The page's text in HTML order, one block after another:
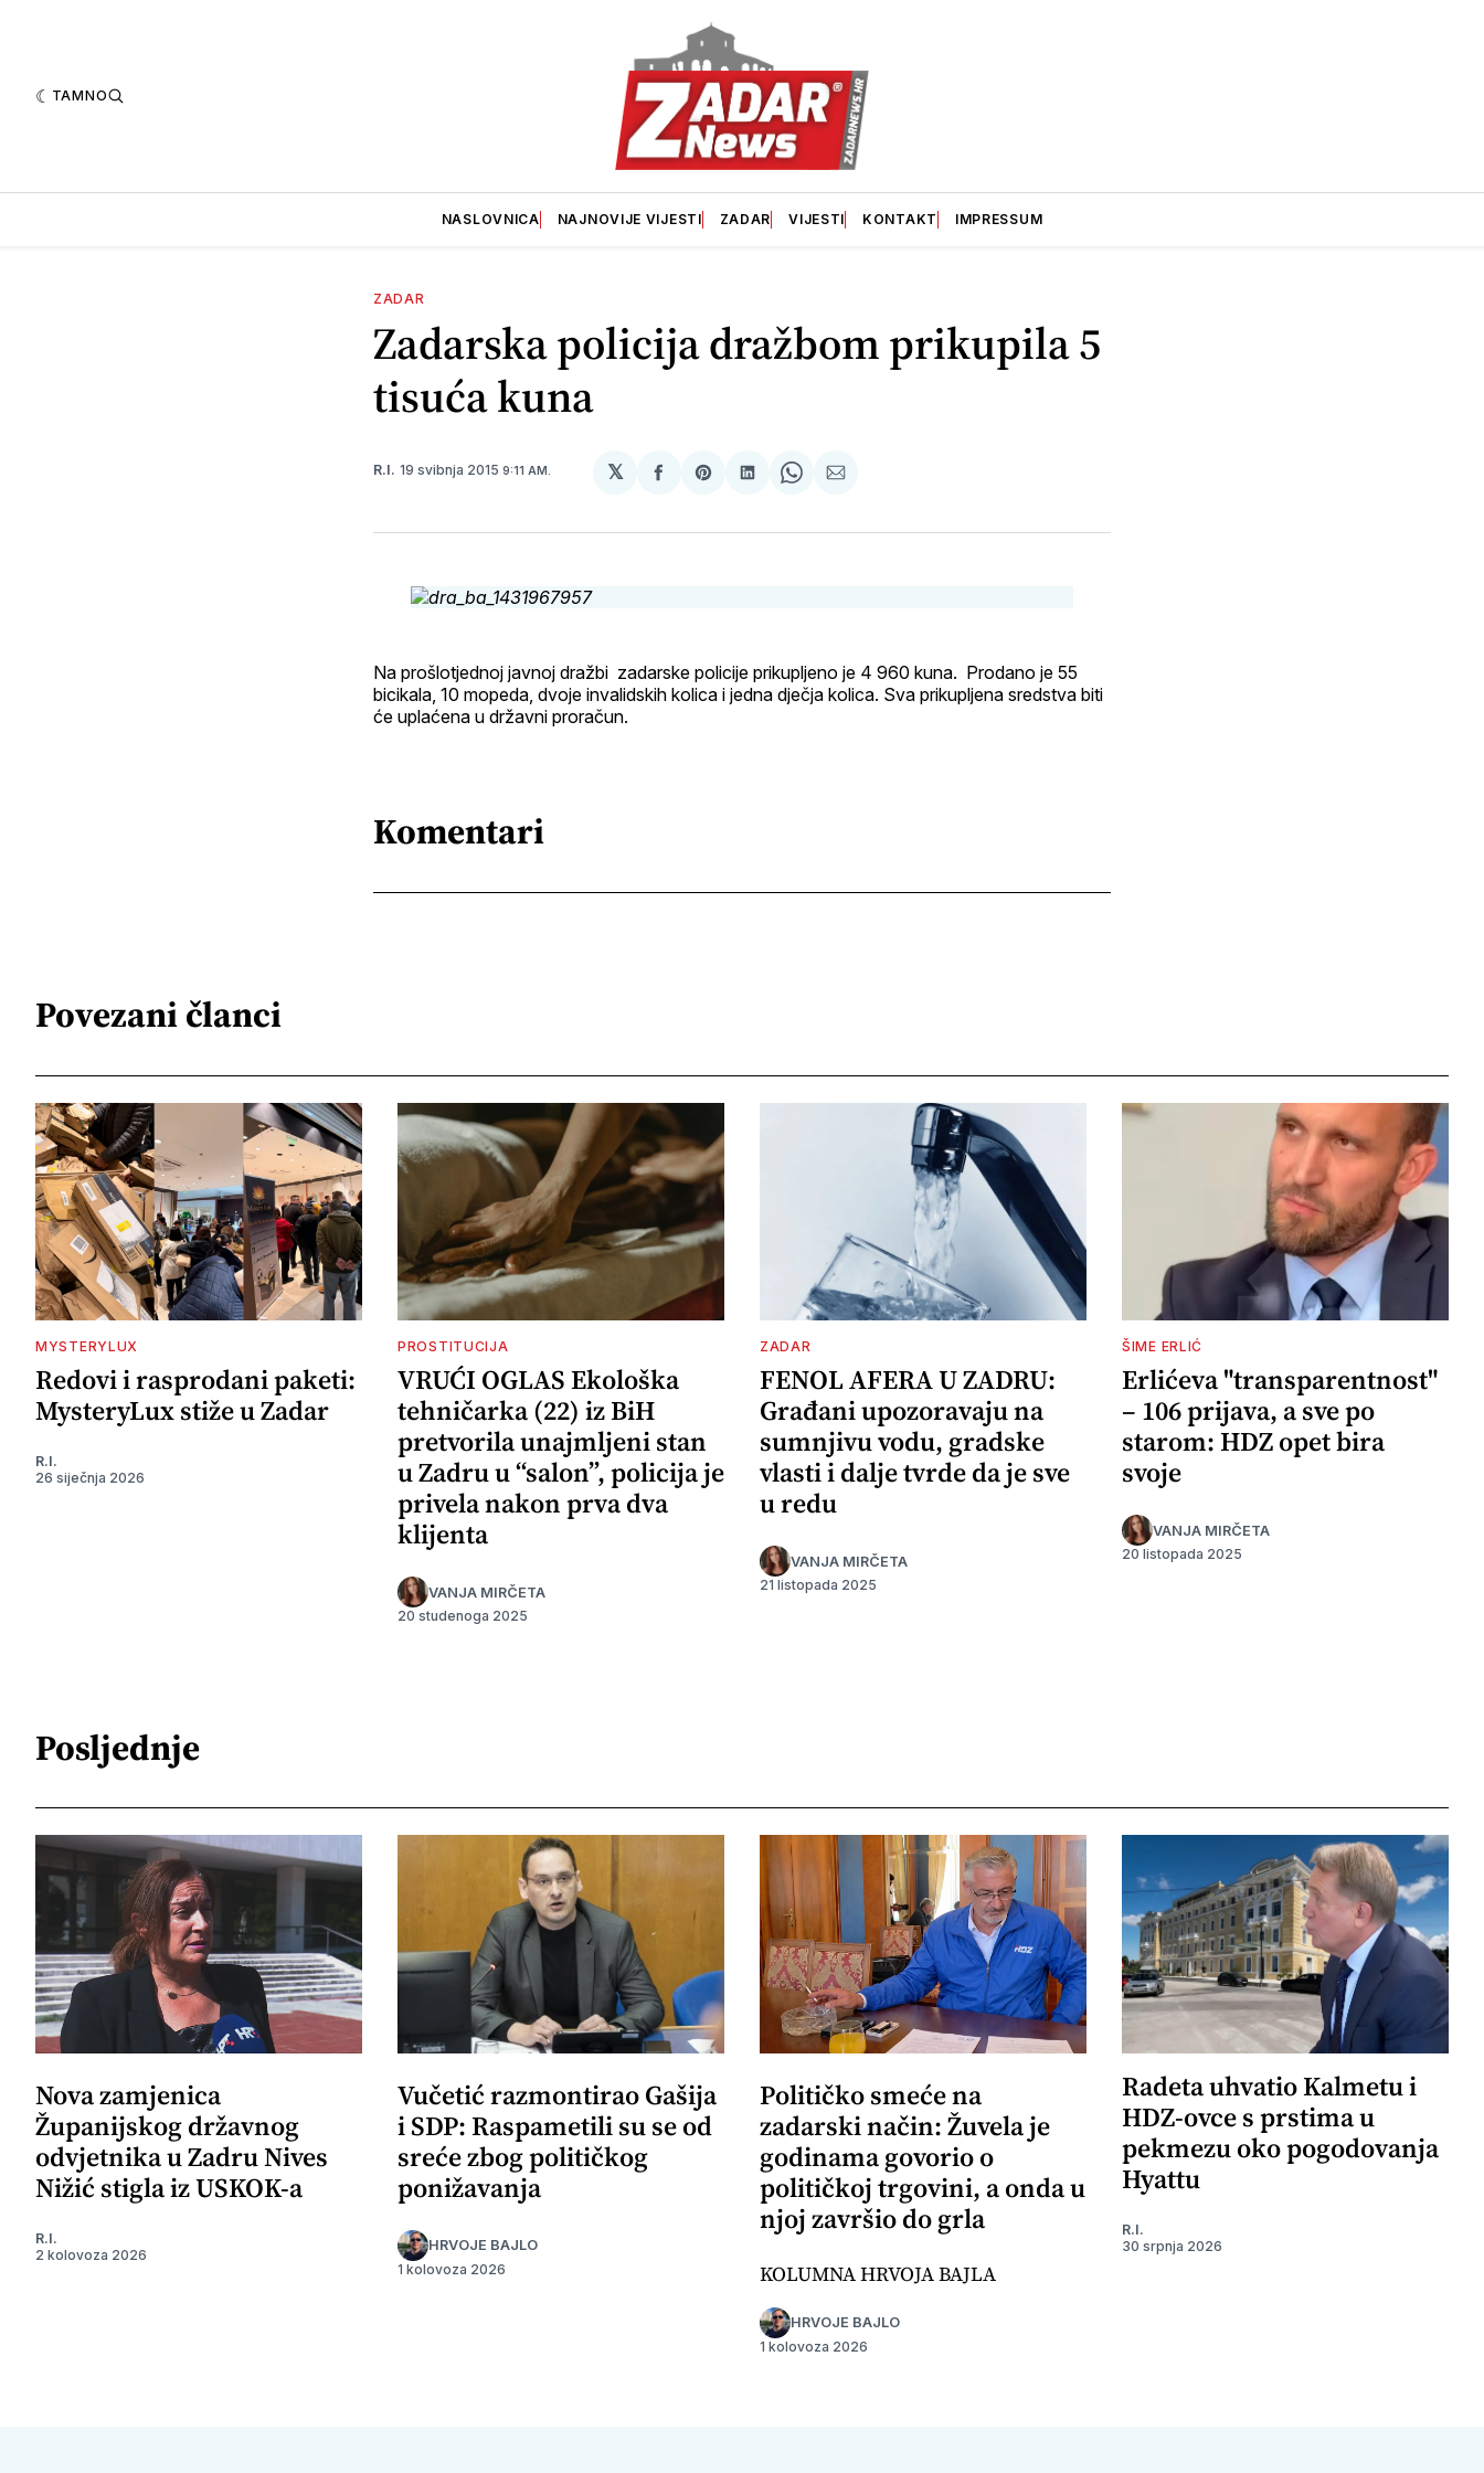
TAMNO
NASLOVNICA NAJNOVIJE VIJESTI ZADAR VIJESTI KONTAKT IMPRESSUM
ZADAR
Zadarska policija dražbom prikupila 5
tisuća kuna
R.I. 19 svibnja 2015 9:11 AM. 𝕏
podijeli
Facebook
Sharepodijeli
LinkedIn
Sharepodijeli
maila
Na prošlotjednoj javnoj dražbi zadarske policije prikupljeno je 4 960 kuna. Prodano je 55
bicikala, 10 mopeda, dvoje invalidskih kolica i jedna dječja kolica. Sva prikupljena sredstva biti
će uplaćena u državni proračun.
Komentari
Povezani članci
MYSTERYLUX
Redovi i rasprodani paketi:
MysteryLux stiže u Zadar
R.I.
26 siječnja 2026
PROSTITUCIJA
VRUĆI OGLAS Ekološka
tehničarka (22) iz BiH
pretvorila unajmljeni stan
u Zadru u “salon”, policija je
privela nakon prva dva
klijenta
VANJA MIRČETA
20 studenoga 2025
ZADAR
FENOL AFERA U ZADRU:
Građani upozoravaju na
sumnjivu vodu, gradske
vlasti i dalje tvrde da je sve
u redu
VANJA MIRČETA
21 listopada 2025
ŠIME ERLIĆ
Erlićeva "transparentnost"
– 106 prijava, a sve po
starom: HDZ opet bira
svoje
VANJA MIRČETA
20 listopada 2025
Posljednje
Nova zamjenica
Županijskog državnog
odvjetnika u Zadru Nives
Nižić stigla iz USKOK-a
R.I.
2 kolovoza 2026
Vučetić razmontirao Gašija
i SDP: Raspametili su se od
sreće zbog političkog
ponižavanja
HRVOJE BAJLO
1 kolovoza 2026
Političko smeće na
zadarski način: Žuvela je
godinama govorio o
političkoj trgovini, a onda u
njoj završio do grla
KOLUMNA HRVOJA BAJLA
HRVOJE BAJLO
1 kolovoza 2026
Radeta uhvatio Kalmetu i
HDZ-ovce s prstima u
pekmezu oko pogodovanja
Hyattu
R.I.
30 srpnja 2026